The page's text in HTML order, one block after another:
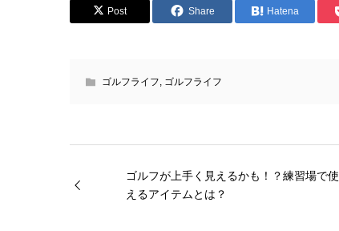
Post Share Hatena
ゴルフライフ, ゴルフライフ
ゴルフが上手く見えるかも！？練習場で使
えるアイテムとは？